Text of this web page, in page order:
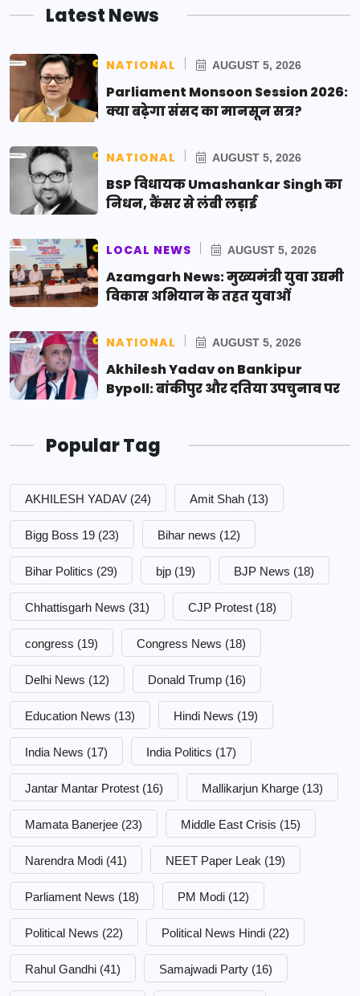
Latest News
NATIONAL AUGUST 5, 2026
Parliament Monsoon Session 2026:
क्या बढ़ेगा संसद का मानसून सत्र?
NATIONAL AUGUST 5, 2026
BSP विधायक Umashankar Singh का
निधन, कैंसर से लंबी लड़ाई
LOCAL NEWS AUGUST 5, 2026
Azamgarh News: मुख्यमंत्री युवा उद्यमी
विकास अभियान के तहत युवाओं
NATIONAL AUGUST 5, 2026
Akhilesh Yadav on Bankipur
Bypoll: बांकीपुर और दतिया उपचुनाव पर
Popular Tag
AKHILESH YADAV (24) Amit Shah (13)
Bigg Boss 19 (23) Bihar news (12)
Bihar Politics (29) bjp (19) BJP News (18)
Chhattisgarh News (31) CJP Protest (18)
congress (19) Congress News (18)
Delhi News (12) Donald Trump (16)
Education News (13) Hindi News (19)
India News (17) India Politics (17)
Jantar Mantar Protest (16) Mallikarjun Kharge (13)
Mamata Banerjee (23) Middle East Crisis (15)
Narendra Modi (41) NEET Paper Leak (19)
Parliament News (18) PM Modi (12)
Political News (22) Political News Hindi (22)
Rahul Gandhi (41) Samajwadi Party (16)